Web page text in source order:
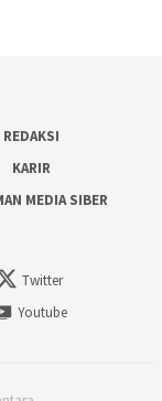
REDAKSI
KARIR
MEDIA SIBER
Twitter
Youtube